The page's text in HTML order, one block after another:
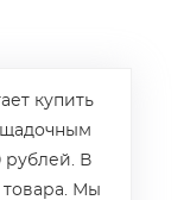
купить
рублей. В
товара. Мы